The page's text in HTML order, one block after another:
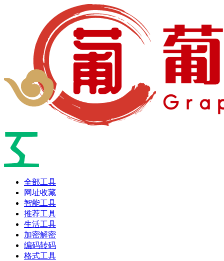
全部工具
网址收藏
智能工具
推荐工具
生活工具
加密解密
编码转码
格式工具